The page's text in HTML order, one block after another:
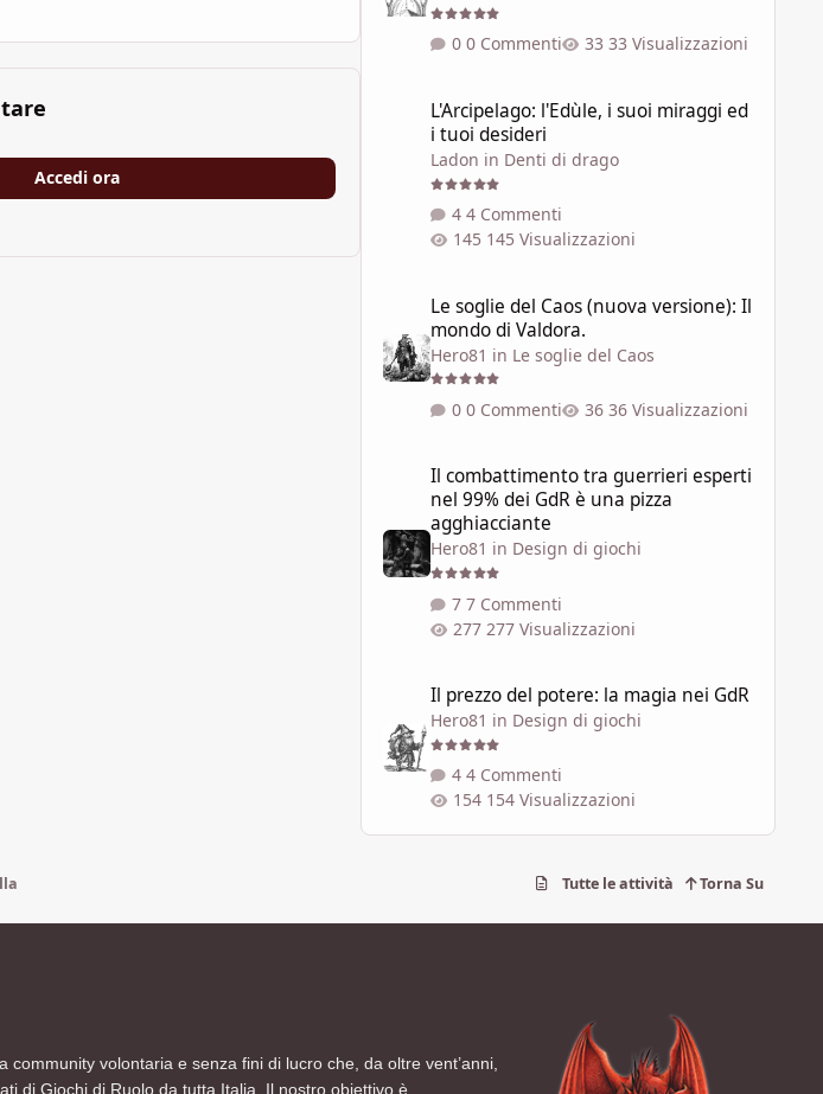
Accedi ora
0 Commenti 33 Visualizzazioni
L'Arcipelago: l'Edùle, i suoi miraggi ed
i tuoi desideri
Ladon in Denti di drago
4 Commenti
145 Visualizzazioni
Le soglie del Caos (nuova versione): Il
mondo di Valdora.
Hero81 in Le soglie del Caos
0 Commenti 36 Visualizzazioni
Il combattimento tra guerrieri esperti
nel 99% dei GdR è una pizza
agghiacciante
Hero81 in Design di giochi
7 Commenti
277 Visualizzazioni
Il prezzo del potere: la magia nei GdR
Hero81 in Design di giochi
4 Commenti
154 Visualizzazioni
Tutte le attività Torna Su
community volontaria e senza fini di lucro che, da oltre vent’anni,
di Giochi di Ruolo da tutta Italia. Il nostro obiettivo è